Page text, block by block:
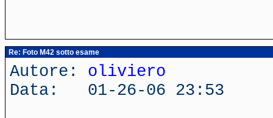
Re: Foto M42 sotto esame
Autore: oliviero
Data: 01-26-06 23:53